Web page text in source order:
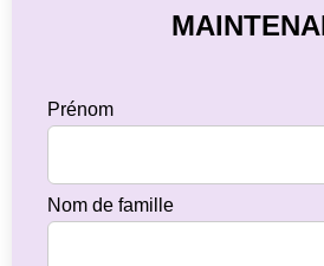
Prénom
Nom de famille